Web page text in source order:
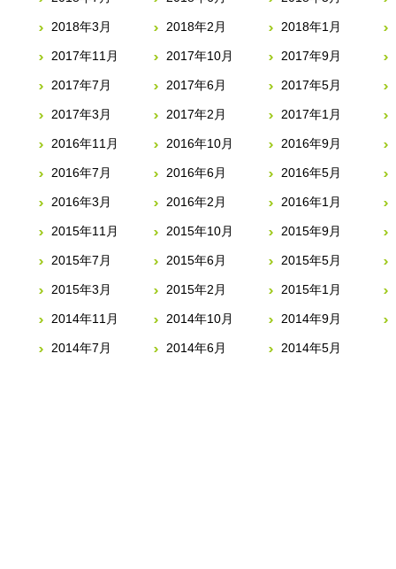
2018年3月 2018年2月 2018年1月
2017年11月 2017年10月 2017年9月
2017年7月 2017年6月 2017年5月
2017年3月 2017年2月 2017年1月
2016年11月 2016年10月 2016年9月
2016年7月 2016年6月 2016年5月
2016年3月 2016年2月 2016年1月
2015年11月 2015年10月 2015年9月
2015年7月 2015年6月 2015年5月
2015年3月 2015年2月 2015年1月
2014年11月 2014年10月 2014年9月
2014年7月 2014年6月 2014年5月